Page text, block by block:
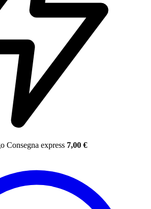
Consegna express 7,00 €